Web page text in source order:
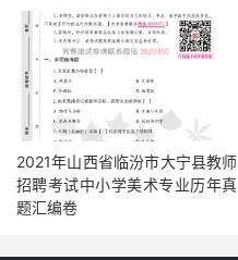
2021年山西省临汾市大宁县教师
招聘考试中小学美术专业历年真
题汇编卷